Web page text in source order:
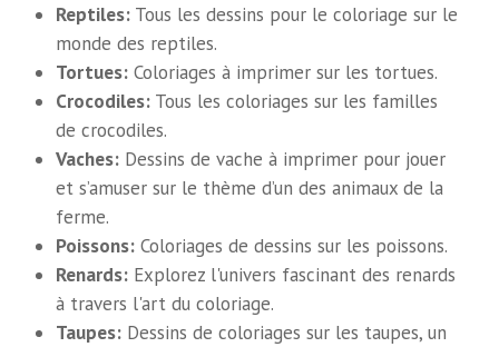
Reptiles: Tous les dessins pour le coloriage sur le
monde des reptiles.
Tortues: Coloriages à imprimer sur les tortues.
Crocodiles: Tous les coloriages sur les familles
de crocodiles.
Vaches: Dessins de vache à imprimer pour jouer
et s’amuser sur le thème d’un des animaux de la
ferme.
Poissons: Coloriages de dessins sur les poissons.
Renards: Explorez l'univers fascinant des renards
à travers l'art du coloriage.
Taupes: Dessins de coloriages sur les taupes, un